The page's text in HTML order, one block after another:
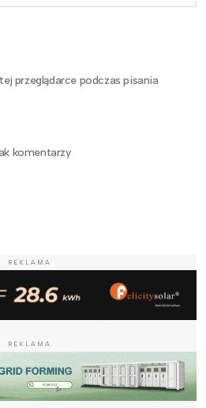
przeglądarce podczas pisania
komentarzy
REKLAMA
REKLAMA